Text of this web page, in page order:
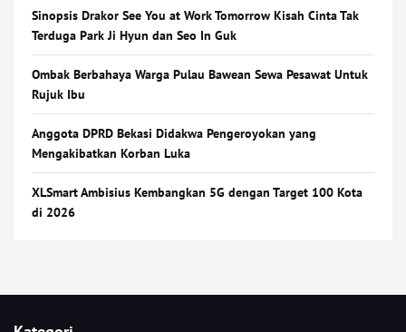
Sinopsis Drakor See You at Work Tomorrow Kisah Cinta Tak
Terduga Park Ji Hyun dan Seo In Guk
Ombak Berbahaya Warga Pulau Bawean Sewa Pesawat Untuk
Rujuk Ibu
Anggota DPRD Bekasi Didakwa Pengeroyokan yang
Mengakibatkan Korban Luka
XLSmart Ambisius Kembangkan 5G dengan Target 100 Kota
di 2026